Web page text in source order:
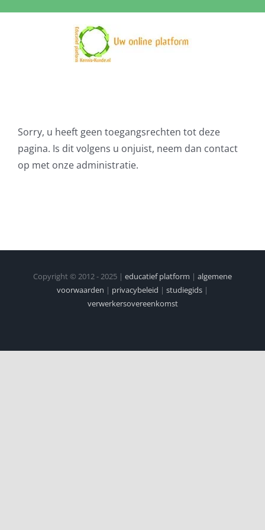
Sorry, u heeft geen toegangsrechten tot deze
pagina. Is dit volgens u onjuist, neem dan contact
op met onze administratie.
Copyright © 2012 - 2025 | educatief platform | algemene
voorwaarden | privacybeleid | studiegids |
verwerkersovereenkomst